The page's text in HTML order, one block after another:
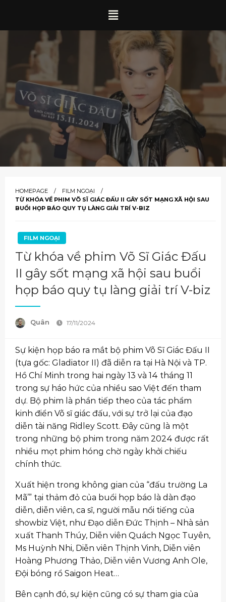
HOMEPAGE
FILM NGOẠI
TỪ KHÓA VỀ PHIM VÕ SĨ GIÁC ĐẤU II GÂY SỐT MẠNG XÃ HỘI SAU
BUỔI HỌP BÁO QUY TỤ LÀNG GIẢI TRÍ V-BIZ
FILM NGOẠI
Từ khóa về phim Võ Sĩ Giác Đấu
II gây sốt mạng xã hội sau buổi
họp báo quy tụ làng giải trí V-biz
Quân 17/11/2024
Sự kiện họp báo ra mắt bộ phim Võ Sĩ Giác Đấu II
(tựa gốc: Gladiator II) đã diễn ra tại Hà Nội và TP.
Hồ Chí Minh trong hai ngày 13 và 14 tháng 11
trong sự háo hức của nhiều sao Việt đến tham
dự. Bộ phim là phần tiếp theo của tác phẩm
kinh điển Võ sĩ giác đấu, với sự trở lại của đạo
diễn tài năng Ridley Scott. Đây cũng là một
trong những bộ phim trong năm 2024 được rất
nhiều mọt phim hóng chờ ngày khởi chiếu
chính thức.
Xuất hiện trong không gian của “đấu trường La
Mã’” tại thảm đỏ của buổi họp báo là dàn đạo
diễn, diễn viên, ca sĩ, người mẫu nổi tiếng của
showbiz Việt, như Đạo diễn Đức Thịnh – Nhà sản
xuất Thanh Thúy, Diễn viên Quách Ngọc Tuyên,
Ms Huỳnh Nhi, Diễn viên Thịnh Vinh, Diễn viên
Hoàng Phương Thảo, Diễn viên Vương Anh Ole,
Đội bóng rổ Saigon Heat…
Bên cạnh đó, sự kiện cũng có sự tham gia của